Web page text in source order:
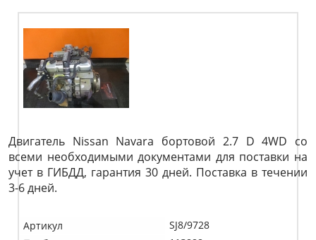
Двигатель Nissan Navara бортовой 2.7 D 4WD со
всеми необходимыми документами для поставки на
учет в ГИБДД, гарантия 30 дней. Поставка в течении
3-6 дней.
Артикул
SJ8/9728